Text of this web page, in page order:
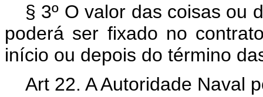
§ 3º O valor das coisas ou
poderá ser fixado no
início ou depois do término
Art 22. A Autoridade Naval